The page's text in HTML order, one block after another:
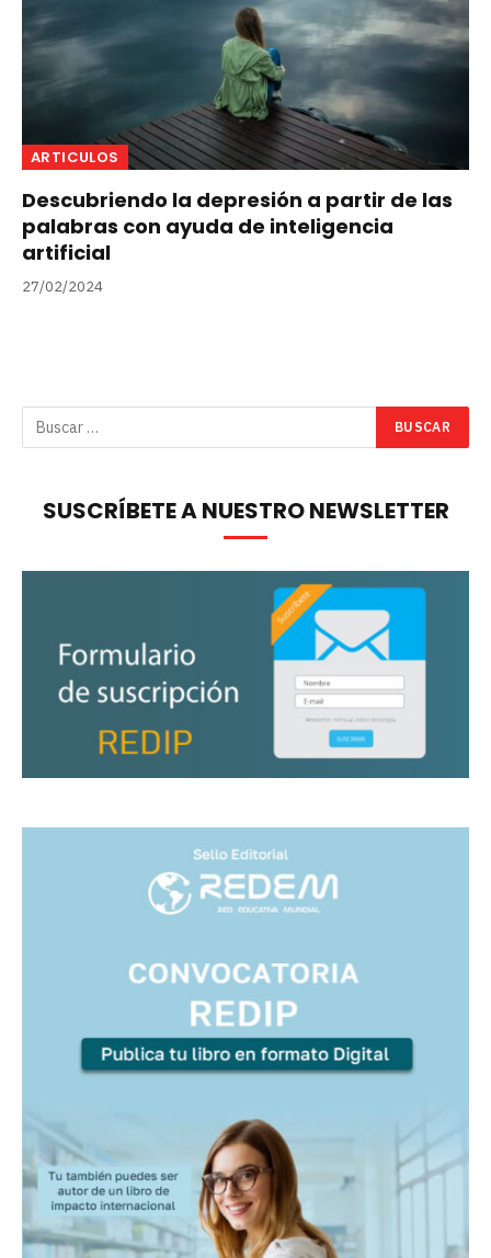
ARTICULOS
Descubriendo la depresión a partir de las
palabras con ayuda de inteligencia
artificial
27/02/2024
SUSCRÍBETE A NUESTRO NEWSLETTER